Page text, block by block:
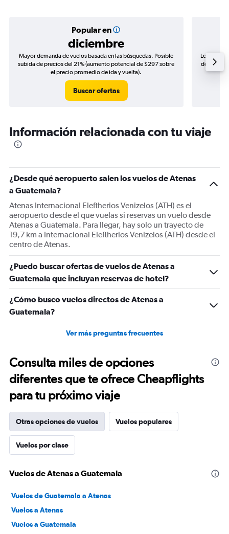
Popular en
diciembre
Mayor demanda de vuelos basada en las búsquedas. Posible
subida de precios del 21% (aumento potencial de $297 sobre
el precio promedio de ida y vuelta).
Buscar ofertas
Los
de precios
Información relacionada con tu viaje
¿Desde qué aeropuerto salen los vuelos de Atenas
a Guatemala?
Atenas Internacional Eleftherios Venizelos (ATH) es el
aeropuerto desde el que vuelas si reservas un vuelo desde
Atenas a Guatemala. Para llegar, hay solo un trayecto de
19,7 km a Internacional Eleftherios Venizelos (ATH) desde el
centro de Atenas.
¿Puedo buscar ofertas de vuelos de Atenas a
Guatemala que incluyan reservas de hotel?
¿Cómo busco vuelos directos de Atenas a
Guatemala?
Ver más preguntas frecuentes
Consulta miles de opciones
diferentes que te ofrece Cheapflights
para tu próximo viaje
Otras opciones de vuelos Vuelos populares
Vuelos por clase
Vuelos de Atenas a Guatemala
Vuelos de Guatemala a Atenas
Vuelos a Atenas
Vuelos a Guatemala